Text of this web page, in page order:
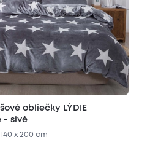
obliečky LÝDIE
- sivé
140 x 200 cm